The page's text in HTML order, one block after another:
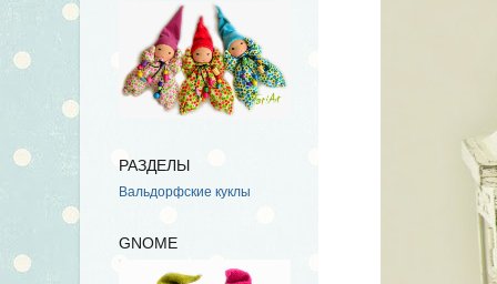
РАЗДЕЛЫ
Вальдорфские куклы
GNOME